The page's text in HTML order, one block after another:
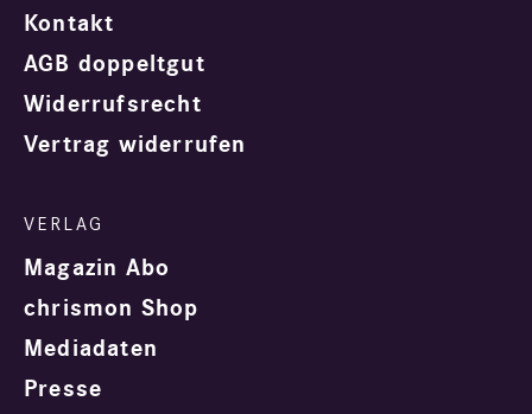
Kontakt
AGB doppeltgut
Widerrufsrecht
Vertrag widerrufen
Magazin Abo
chrismon Shop
Mediadaten
Presse